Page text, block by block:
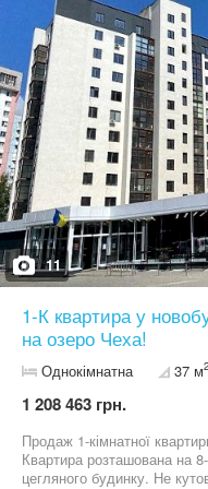
11
1-К квартира у
на озеро Чеха!
Однокімнатна 37 м2
1 208 463 грн.
Продаж 1-кімнатної
Квартира розташована на
цегляного будинку. Не